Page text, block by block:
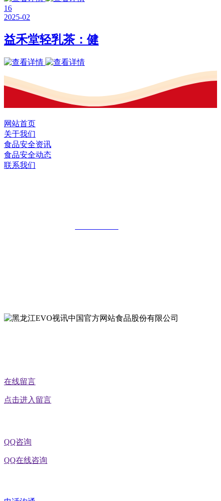
16
2025-02
益禾堂轻乳茶：健
网站首页
关于我们
食品安全资讯
食品安全动态
联系我们
在线留言
点击进入留言
QQ咨询
QQ在线咨询